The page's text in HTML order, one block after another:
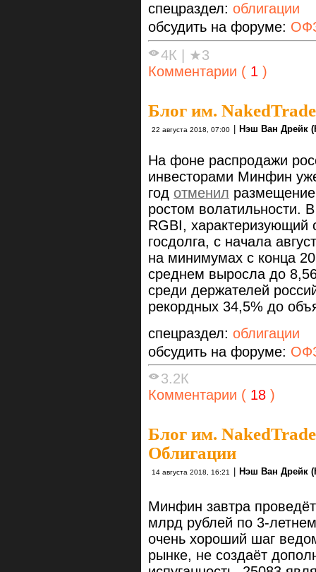
спецраздел: облигации
обсудить на форуме:
4К | ★3
Комментарии ( 1 )
Блог им.
22 августа 2018, 07:00 | Нэш Ван Дрейк
На фоне распродажи
инвесторами Минфин
год отменил
ростом волатильности.
RGBI, характеризующий
госдолга, с начала
на минимумах с конца
среднем выросла до
среди держателей
рекордных 34,5% до
спецраздел: облигации
обсудить на форуме:
3.2К
Комментарии ( 18 )
Блог им.
Облигации
14 августа 2018, 16:21 Нэш Ван Дрейк
Минфин завтра
млрд рублей по 3-
очень хороший шаг
рынке, не создаёт